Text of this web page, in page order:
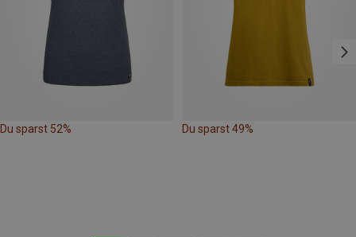
Du sparst 52% Du sparst 49%